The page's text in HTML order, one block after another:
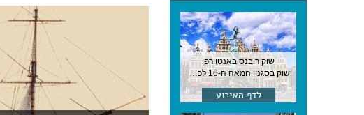
שוק רובנס באנטוורפן
שוק בסגנון המאה ה-16 לכבודו של הצייר המפורסם, בן העיר, נערך ב-15 באוגוסט באנטוורפן
לדף האירוע